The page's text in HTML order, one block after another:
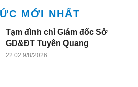
MỚI NHẤT
Tạm đình chỉ Giám đốc Sở
GD&ĐT Tuyên Quang
22:02 9/8/2026